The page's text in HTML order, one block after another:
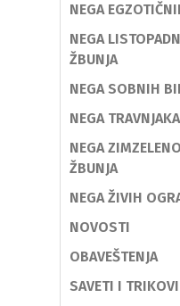
NEGA
NEGA
ŽBUNJA
NEGA SOBNIH
NEGA TRAVNJAKA
NEGA
ŽBUNJA
NEGA ŽIVIH
NOVOSTI
OBAVEŠTENJA
SAVETI I TRIKOVI